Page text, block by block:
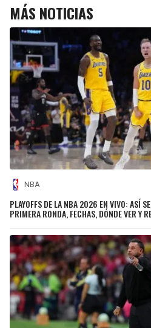
MÁS NOTICIAS
NBA
PLAYOFFS DE LA NBA 2026 EN VIVO: ASÍ
PRIMERA RONDA, FECHAS, DÓNDE VER Y